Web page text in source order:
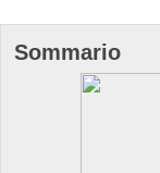
Sommario